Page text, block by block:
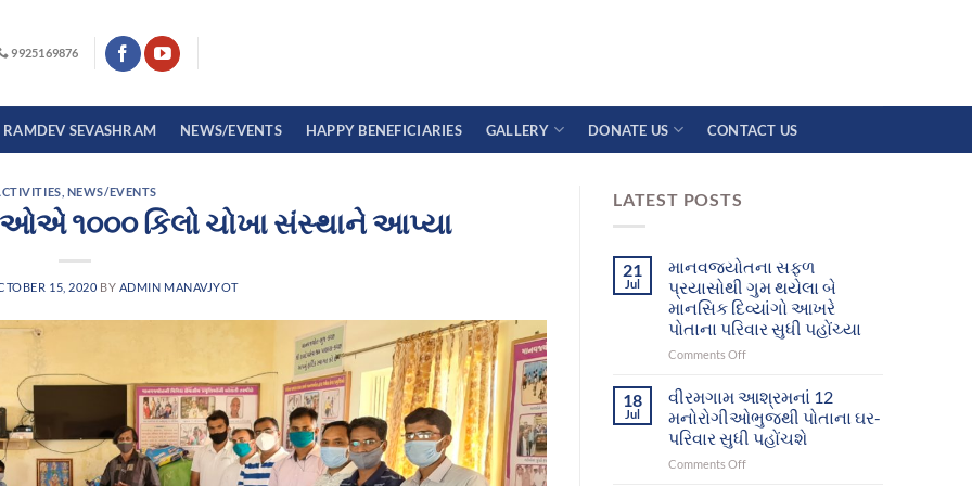
9925169876
RAMDEV SEVASHRAM NEWS/EVENTS HAPPY BENEFICIARIES GALLERY DONATE US CONTACT US
NEWS/EVENTS
૧૦૦૦ કિલો ચોખા સંસ્થાને આપ્યા
15, 2020 BY ADMIN MANAVJYOT
LATEST POSTS
21
Jul
માનવજ્યોતના સફળ
પ્રયાસોથી ગુમ થયેલા બે
માનસિક દિવ્યાંગો આખરે
પોતાના પરિવાર સુધી પહોંચ્યા
Comments Offon
પ્રયાસોથી
ગુમ
થયેલા
બે
18
Jul
વીરમગામ આશ્રમનાં 12
મનોરોગીઓભુજથી પોતાના ઘર-
પરિવાર સુધી પહોંચશે
Comments Offon